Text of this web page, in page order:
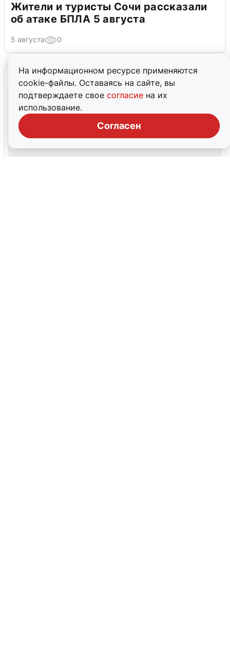
На информационном ресурсе применяются
cookie-файлы. Оставаясь на сайте, вы
подтверждаете свое согласие на их
использование.
Согласен
Жители и туристы Сочи рассказали
об атаке БПЛА 5 августа
5 августа 0